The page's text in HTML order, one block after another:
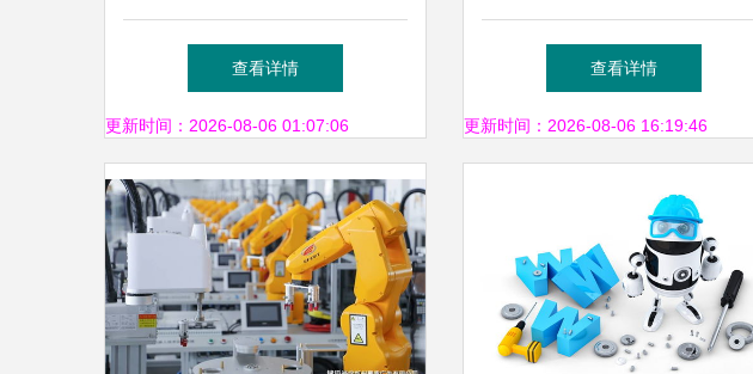
推出电话语音告警，赋能企业
网络服务新高度
查看详情
更新时间：2026-08-06 01:07:06
业赛启动，诚邀企业网络技术
服务精英参与
查看详情
更新时间：2026-08-06 16:19:46